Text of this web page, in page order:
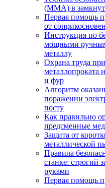
(MMA) в
Первая помощь
от
Инструкция по
мощными
металлу
Охрана труда
металлопроката
и фур
Алгоритм
поражении
посту
Как правильно
предсменные
Защита от
металлической
Правила
станке: строгий
руками
Первая помощь